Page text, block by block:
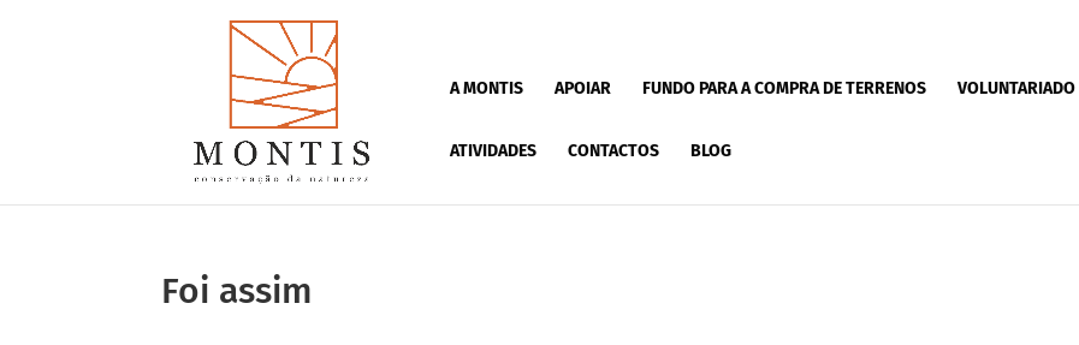
A MONTIS APOIAR FUNDO PARA A COMPRA DE TERRENOS
ATIVIDADES CONTACTOS BLOG
Foi assim